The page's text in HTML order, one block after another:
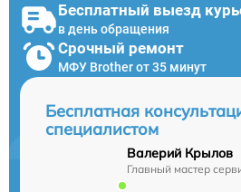
Бесплатный выезд
в день обращения
Срочный ремонт
МФУ Brother от 35 минут
Бесплатная
специалистом
Валерий Крылов
Главный мастер